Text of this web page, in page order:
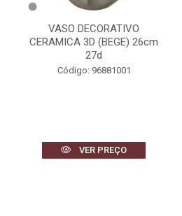
VASO DECORATIVO
CERAMICA 3D (BEGE) 26cm
27d
Código: 96881001
VER PREÇO